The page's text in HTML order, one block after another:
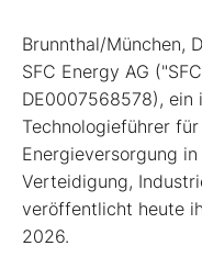
Brunnthal/München,
SFC Energy AG
DE0007568578), ein
Technologieführer
Energieversorgung
Verteidigung,
veröffentlicht heute
2026.